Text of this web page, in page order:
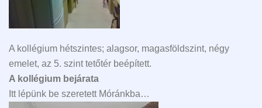
A kollégium hétszintes; alagsor, magasföldszint, négy
emelet, az 5. szint tetőtér beépített.
A kollégium bejárata
Itt lépünk be szeretett Móránkba…